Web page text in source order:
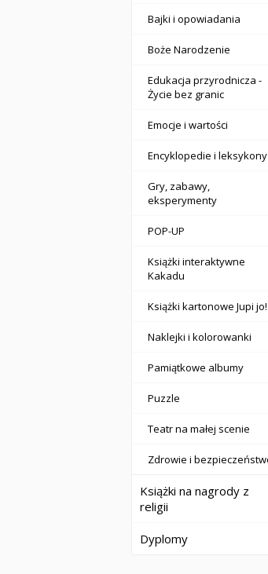
Bajki i opowiadania
Boże Narodzenie
Edukacja przyrodnicza -
Życie bez granic
Emocje i wartości
Encyklopedie i leksykony
Gry, zabawy,
eksperymenty
POP-UP
Książki interaktywne
Kakadu
Książki kartonowe Jupi jo!
Naklejki i kolorowanki
Pamiątkowe albumy
Puzzle
Teatr na małej scenie
Zdrowie i
Książki na nagrody z
religii
Dyplomy